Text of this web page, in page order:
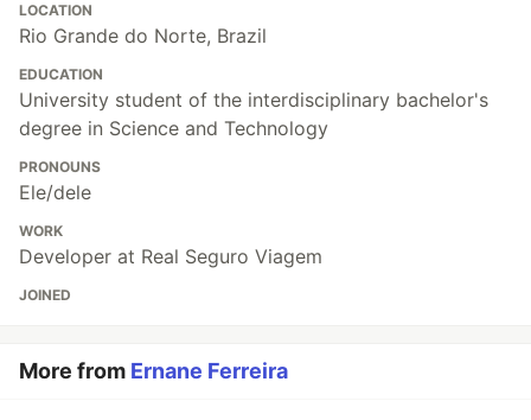
LOCATION
Rio Grande do Norte, Brazil
EDUCATION
University student of the interdisciplinary bachelor's
degree in Science and Technology
PRONOUNS
Ele/dele
WORK
Developer at Real Seguro Viagem
JOINED
More from Ernane Ferreira